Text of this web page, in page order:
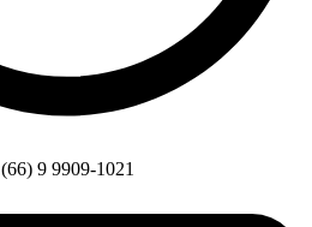
(66) 9 9909-1021